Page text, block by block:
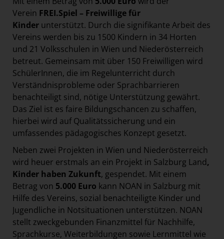
Verein FREI.Spiel – Freiwillige für
Kinder unterstützt. Durch die signifikante Arbeit des
Vereins werden bis zu 1500 Kindern in 34 Horten
und 21 Volksschulen in Wien und Niederösterreich
betreut. Gemeinsam mit über 150 Freiwilligen wird
SchülerInnen, die im Regelunterricht durch
Verständnisprobleme oder Sprachbarrieren
benachteiligt sind, nötige Unterstützung gewährt.
Das Ziel ist es faire Bildungschancen zu schaffen,
hierbei wird auf Qualitätssicherung und ein
umfassendes pädagogisches Konzept gesetzt.
Neben zwei Projekten in Wien und Niederösterreich
wird heuer erstmals an ein Projekt in Salzburg Land,
Kinder haben Zukunft, gespendet. Mit einem
Betrag von 5.000 Euro kann NOAN in Salzburg mit
Hilfe des Vereins, sozial benachteiligte Kinder und
Jugendliche in Notsituationen unterstützen. NOAN
stellt zweckgebunden Finanzmittel für Nachhilfe,
Sprachkurse, Weiterbildungen sowie Lernmittel wie